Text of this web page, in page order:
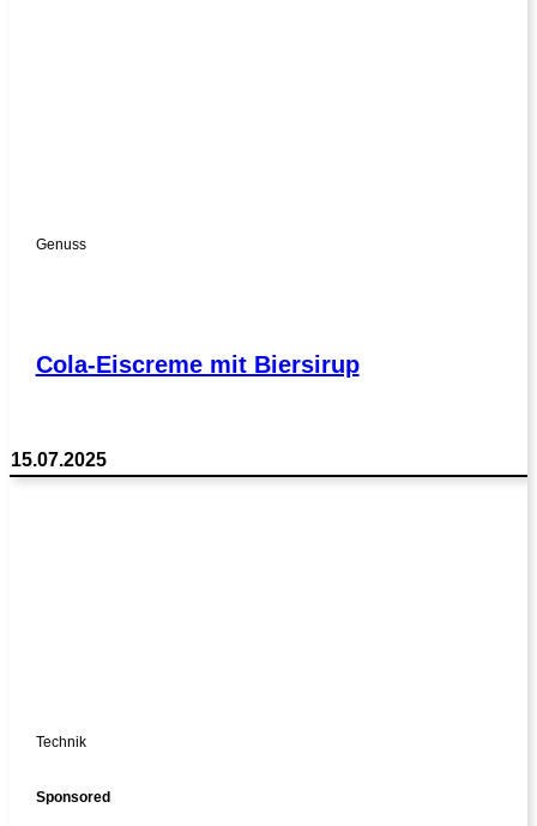
Genuss
Cola-Eiscreme mit Biersirup
15.07.2025
Technik
Sponsored